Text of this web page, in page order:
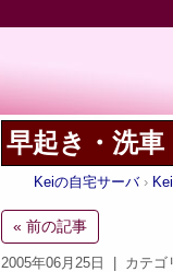
早起き・洗車
Keiの自宅サーバ
« 前の記事
2005年06月25日 | カテゴ